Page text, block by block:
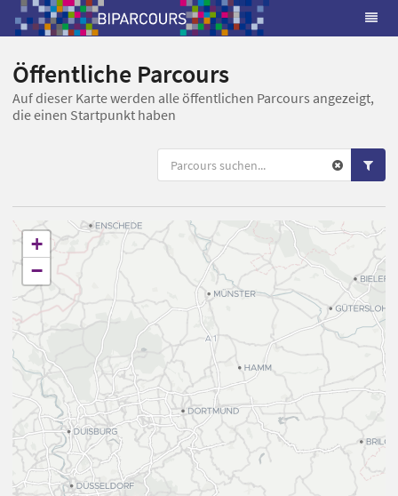
Öffentliche Parcours
Auf dieser Karte werden alle öffentlichen Parcours angezeigt,
die einen Startpunkt haben
+
−